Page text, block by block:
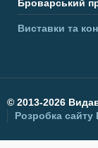
Броварський
Виставки та
© 2013-2026
Розробка сайту